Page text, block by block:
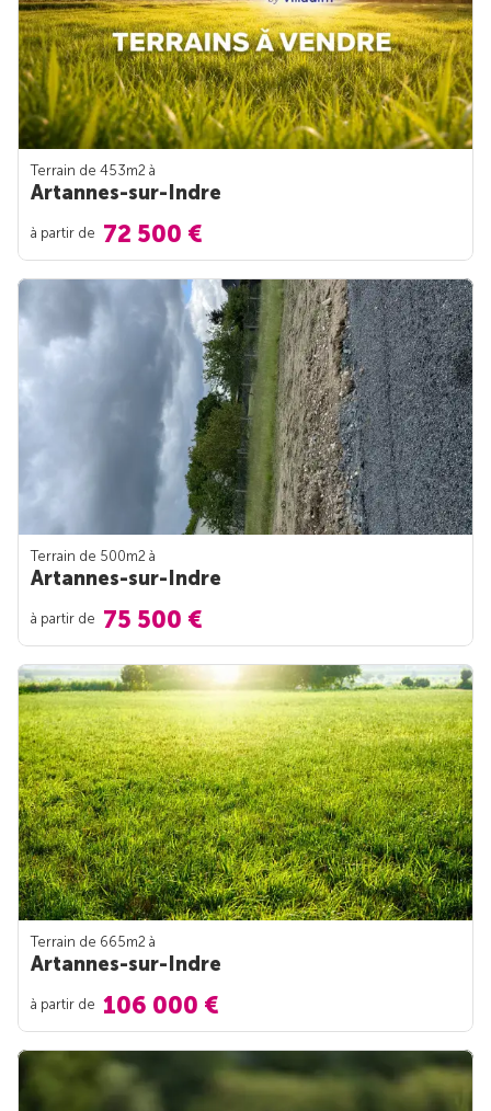
Terrain de 453m2 à
Artannes-sur-Indre
à partir de 72 500 €
Terrain de 500m2 à
Artannes-sur-Indre
à partir de 75 500 €
Terrain de 665m2 à
Artannes-sur-Indre
à partir de 106 000 €